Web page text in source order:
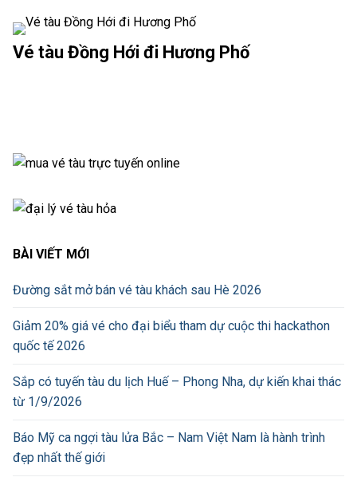
Vé tàu Đồng Hới đi Hương Phố
BÀI VIẾT MỚI
Đường sắt mở bán vé tàu khách sau Hè 2026
Giảm 20% giá vé cho đại biểu tham dự cuộc thi hackathon
quốc tế 2026
Sắp có tuyến tàu du lịch Huế – Phong Nha, dự kiến khai thác
từ 1/9/2026
Báo Mỹ ca ngợi tàu lửa Bắc – Nam Việt Nam là hành trình
đẹp nhất thế giới